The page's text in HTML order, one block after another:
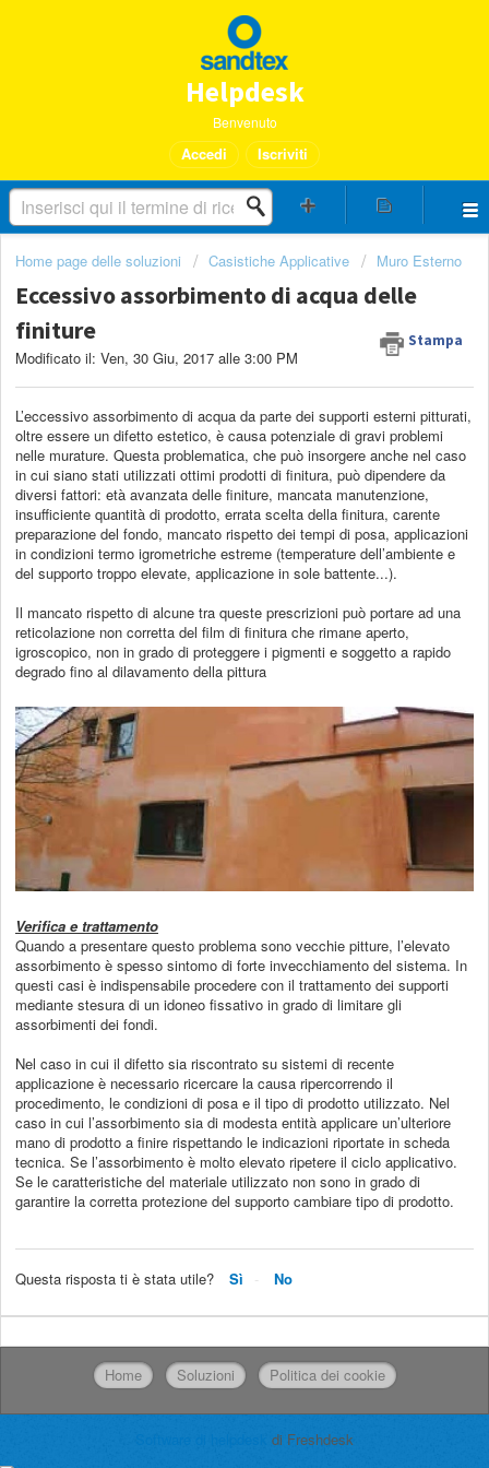
Helpdesk
Benvenuto
Accedi Iscriviti
Home page delle soluzioni Casistiche Applicative Muro Esterno
Eccessivo assorbimento di acqua delle
finiture
Stampa
Modificato il: Ven, 30 Giu, 2017 alle 3:00 PM
L’eccessivo assorbimento di acqua da parte dei supporti esterni pitturati,
oltre essere un difetto estetico, è causa potenziale di gravi problemi
nelle murature. Questa problematica, che può insorgere anche nel caso
in cui siano stati utilizzati ottimi prodotti di finitura, può dipendere da
diversi fattori: età avanzata delle finiture, mancata manutenzione,
insufficiente quantità di prodotto, errata scelta della finitura, carente
preparazione del fondo, mancato rispetto dei tempi di posa, applicazioni
in condizioni termo igrometriche estreme (temperature dell’ambiente e
del supporto troppo elevate, applicazione in sole battente...).
Il mancato rispetto di alcune tra queste prescrizioni può portare ad una
reticolazione non corretta del film di finitura che rimane aperto,
igroscopico, non in grado di proteggere i pigmenti e soggetto a rapido
degrado fino al dilavamento della pittura
Verifica e trattamento
Quando a presentare questo problema sono vecchie pitture, l’elevato
assorbimento è spesso sintomo di forte invecchiamento del sistema. In
questi casi è indispensabile procedere con il trattamento dei supporti
mediante stesura di un idoneo fissativo in grado di limitare gli
assorbimenti dei fondi.
Nel caso in cui il difetto sia riscontrato su sistemi di recente
applicazione è necessario ricercare la causa ripercorrendo il
procedimento, le condizioni di posa e il tipo di prodotto utilizzato. Nel
caso in cui l’assorbimento sia di modesta entità applicare un’ulteriore
mano di prodotto a finire rispettando le indicazioni riportate in scheda
tecnica. Se l’assorbimento è molto elevato ripetere il ciclo applicativo.
Se le caratteristiche del materiale utilizzato non sono in grado di
garantire la corretta protezione del supporto cambiare tipo di prodotto.
Questa risposta ti è stata utile? Sì No
Home Soluzioni Politica dei cookie
di Freshdesk